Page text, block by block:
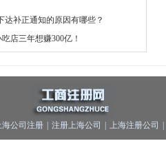
达补正通知的原因有哪些？
店三年想赚300亿！
海公司注册 注册上海公司 上海注册公司